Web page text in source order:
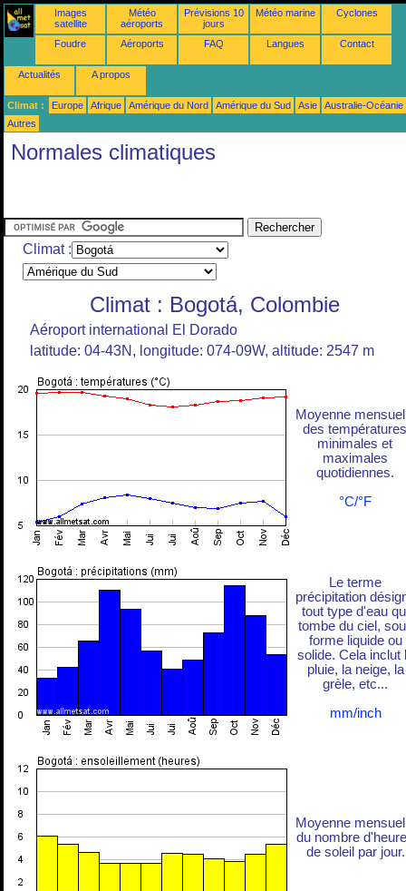
Images
satellite
Météo
aéroports
Prévisions 10
jours
Météo marine Cyclones
Foudre Aéroports FAQ Langues Contact
Actualités A propos
Climat : Europe Afrique Amérique du Nord Amérique du Sud Asie
Australie-Océanie
Autres
Normales climatiques
Climat :
Climat : Bogotá, Colombie
Aéroport international El Dorado
latitude: 04-43N, longitude: 074-09W, altitude: 2547 m
Moyenne
des températures
minimales et
maximales
quotidiennes.
°C/°F
Le terme
précipitation
tout type d'eau
tombe du ciel,
forme liquide ou
solide. Cela inclut
pluie, la neige, la
grèle, etc...
mm/inch
Moyenne
du nombre
de soleil par jour.